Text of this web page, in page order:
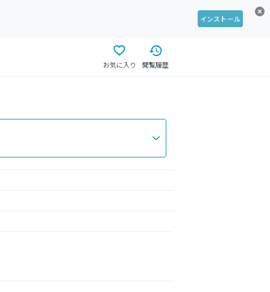
インストール
お気に入り 閲覧履歴